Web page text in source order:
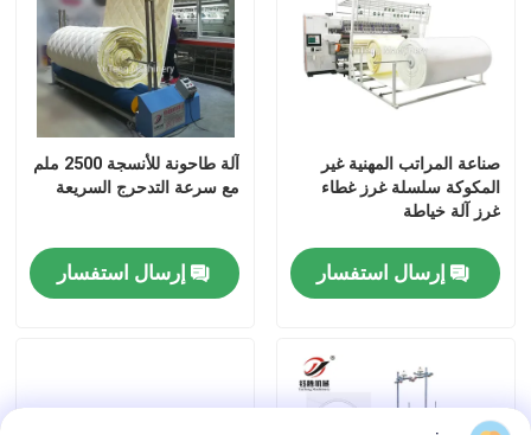
صناعة المراتب المهنية غير
المكوكة سلسلة غرز غطاء
غرز آلة خياطة
إرسال استفسار
آلة طاحونة للأنسجة 2500 ملم
مع سرعة التدحرج السريعة
إرسال استفسار